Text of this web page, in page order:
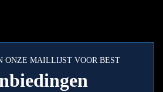
ONZE MAILLIJST VOOR BEST